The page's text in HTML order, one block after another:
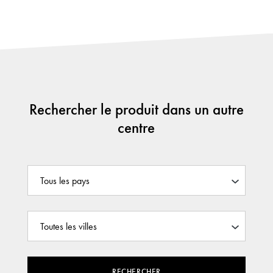
Rechercher le produit dans un autre
centre